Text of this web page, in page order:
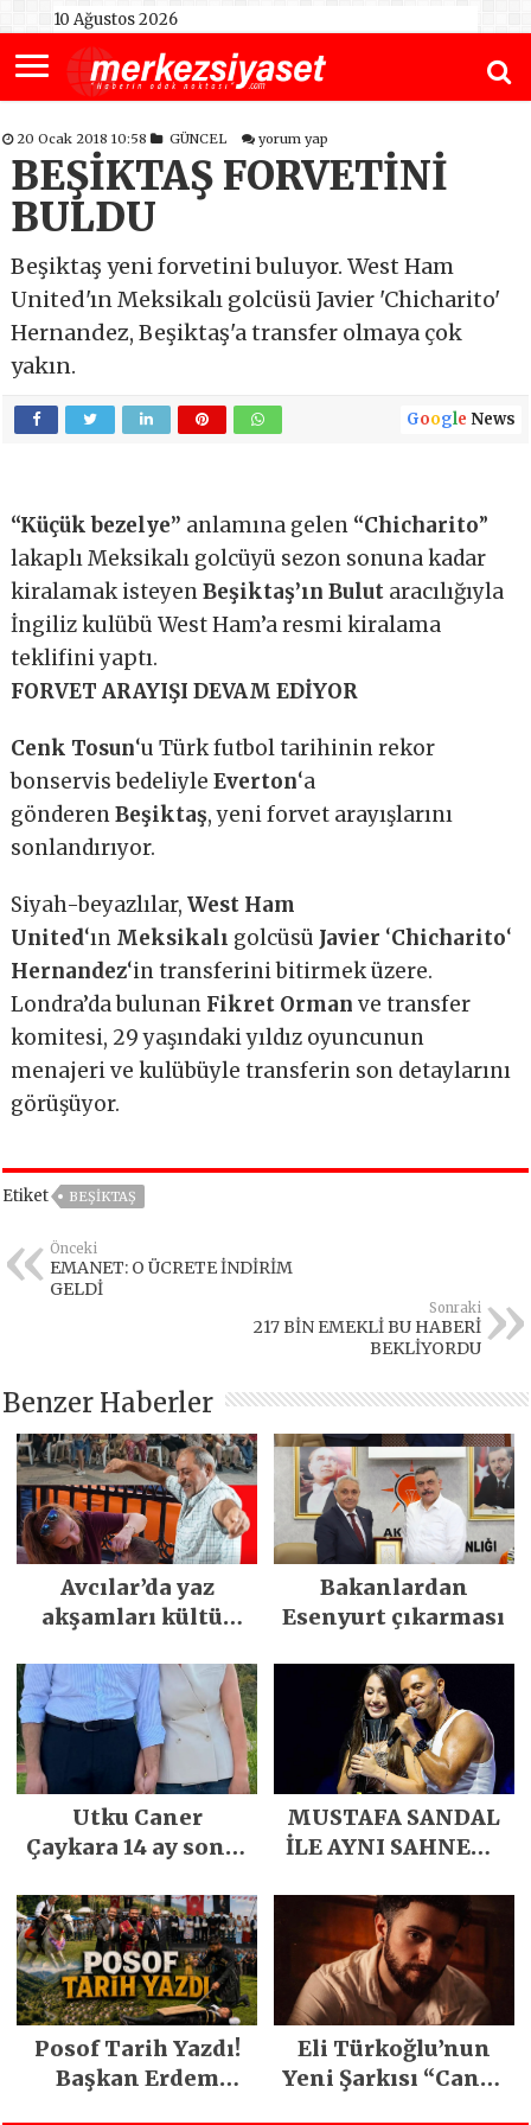
10 Ağustos 2026
20 Ocak 2018 10:58 GÜNCEL yorum yap
BEŞİKTAŞ FORVETİNİ
BULDU
Beşiktaş yeni forvetini buluyor. West Ham
United'ın Meksikalı golcüsü Javier 'Chicharito'
Hernandez, Beşiktaş'a transfer olmaya çok
yakın.
Google News
“Küçük bezelye” anlamına gelen “Chicharito”
lakaplı Meksikalı golcüyü sezon sonuna kadar
kiralamak isteyenBeşiktaş’ın Bulut aracılığıyla
İngiliz kulübü West Ham’a resmi kiralama
teklifini yaptı.
FORVET ARAYIŞI DEVAM EDİYOR
Cenk Tosun‘u Türk futbol tarihinin rekor
bonservis bedeliyleEverton‘a
gönderenBeşiktaş, yeni forvet arayışlarını
sonlandırıyor.
Siyah-beyazlılar,West Ham
United‘ın Meksikalı golcüsü Javier ‘Chicharito‘
Hernandez‘in transferini bitirmek üzere.
Londra’da bulunan Fikret Ormanve transfer
komitesi, 29 yaşındaki yıldız oyuncunun
menajeri ve kulübüyle transferin son detaylarını
görüşüyor.
Etiket BEŞIKTAŞ
Önceki
EMANET: O ÜCRETE İNDİRİM
GELDİ
Sonraki
217 BİN EMEKLİ BU HABERİ
BEKLİYORDU
Benzer Haberler
Avcılar’da yaz
akşamları kültür
eğlenceyle
renkleniyor
Bakanlardan
Esenyurt çıkarması
Utku Caner
Çaykara 14 ay sonra
kavuştu
MUSTAFA SANDAL
İLE AYNI SAHNEDE
Posof Tarih Yazdı!
Başkan Erdem
Eli Türkoğlu’nun
Yeni Şarkısı “Canın